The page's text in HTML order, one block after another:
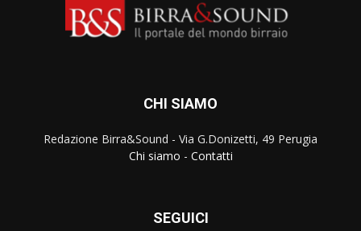
CHI SIAMO
Redazione Birra&Sound - Via G.Donizetti, 49 Perugia
Chi siamo - Contatti
SEGUICI